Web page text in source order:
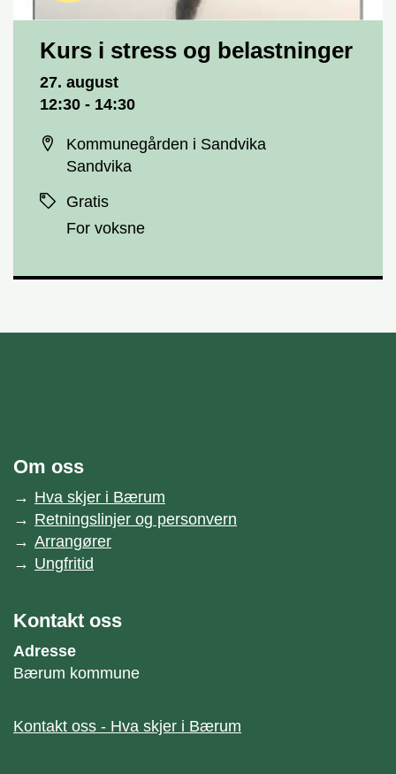
Kurs i stress og belastninger
27. august
12:30 - 14:30
Kommunegården i Sandvika
Sandvika
Gratis
For voksne
Om oss
Hva skjer i Bærum
Retningslinjer og personvern
Arrangører
Ungfritid
Kontakt oss
Adresse
Bærum kommune
Kontakt oss - Hva skjer i Bærum